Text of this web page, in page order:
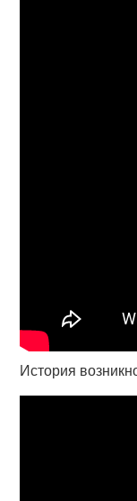
История